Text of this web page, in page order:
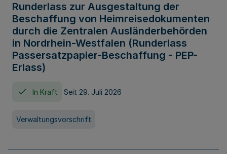
Runderlass zur Ausgestaltung der
Beschaffung von Heimreisedokumenten
durch die Zentralen Ausländerbehörden
in Nordrhein-Westfalen (Runderlass
Passersatzpapier-Beschaffung - PEP-
Erlass)
In Kraft Seit 29. Juli 2026
Verwaltungsvorschrift